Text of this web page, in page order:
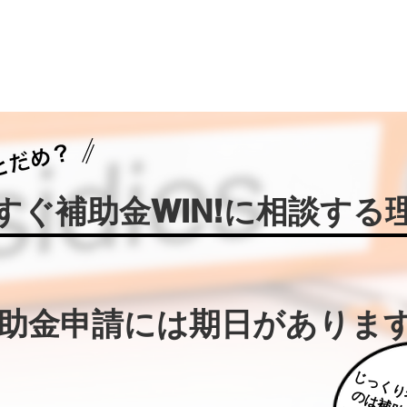
ぐ補助金WIN!に相談する
金申請には期日がありま